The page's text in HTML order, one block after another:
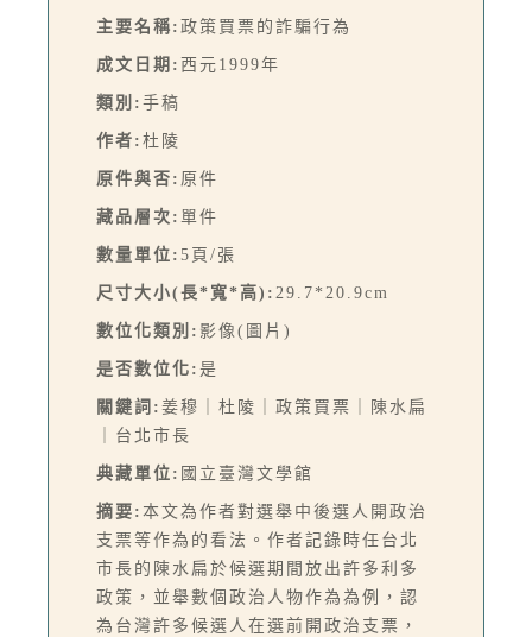
主要名稱: 政策買票的詐騙行為
成文日期: 西元1999年
類別: 手稿
作者: 杜陵
原件與否: 原件
藏品層次: 單件
數量單位: 5頁/張
尺寸大小(長*寬*高): 29.7*20.9cm
數位化類別: 影像(圖片)
是否數位化: 是
關鍵詞: 姜穆｜杜陵｜政策買票｜陳水扁
｜台北市長
典藏單位: 國立臺灣文學館
摘要: 本文為作者對選舉中後選人開政治
支票等作為的看法。作者記錄時任台北
市長的陳水扁於候選期間放出許多利多
政策，並舉數個政治人物作為為例，認
為台灣許多候選人在選前開政治支票，